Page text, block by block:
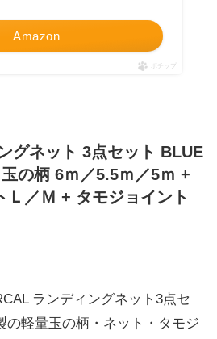
Amazon
ポチップ
グネット 3点セット BLUE
の柄 6ｍ／5.5ｍ／5ｍ +
Ｌ／Ｍ + タモジョイント
ランディングネット3点セ
の軽量玉の柄・ネット・タモジ